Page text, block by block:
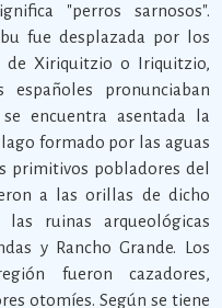
"perros sarnosos".
fue desplazada por los
de Xiriquitzio o Iriquitzio,
españoles pronunciaban
encuentra asentada la
formado por las aguas
primitivos pobladores del
a las orillas de dicho
ruinas arqueológicas
y Rancho Grande. Los
fueron cazadores,
otomíes. Según se tiene